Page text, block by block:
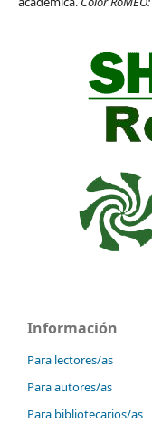
Información
Para lectores/as
Para autores/as
Para bibliotecarios/as